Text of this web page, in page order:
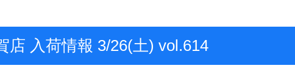
店 入荷情報 3/26(土) vol.614